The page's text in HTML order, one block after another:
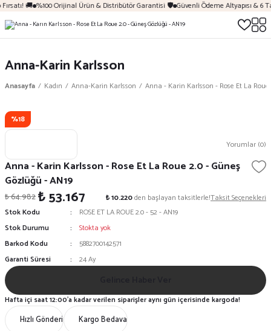
🚚 %100 Orijinal Ürün & Distribütör Garantisi 🛡️ Güvenli Ödeme Altyapısı & 6
Anna-Karin Karlsson
Anasayfa Kadın Anna-Karin Karlsson Anna - Karin Karlsson - Rose Et La Roue
%18
Yorumlar (0)
Anna - Karin Karlsson - Rose Et La Roue 2.0 - Güneş
Gözlüğü - AN19
₺ 64.982₺ 53.167 ₺ 10.220den başlayan taksitlerle!Taksit Seçenekleri
Stok Kodu
ROSE ET LA ROUE 2.0 - 52 - AN19
Stok Durumu
Stokta yok
Barkod Kodu
5882700142571
Garanti Süresi
24 Ay
Hızlı Gönderi Kargo Bedava
Hafta içi saat 12:00'a kadar verilen siparişler aynı gün içerisinde kargoda!